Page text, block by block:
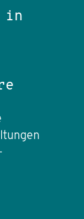
in